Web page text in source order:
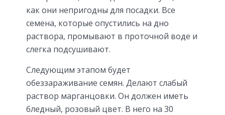
как они непригодны для посадки. Все
семена, которые опустились на дно
раствора, промывают в проточной воде и
слегка подсушивают.
Следующим этапом будет
обеззараживание семян. Делают слабый
раствор марганцовки. Он должен иметь
бледный, розовый цвет. В него на 30